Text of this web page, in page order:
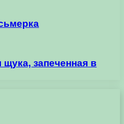
запеченная в